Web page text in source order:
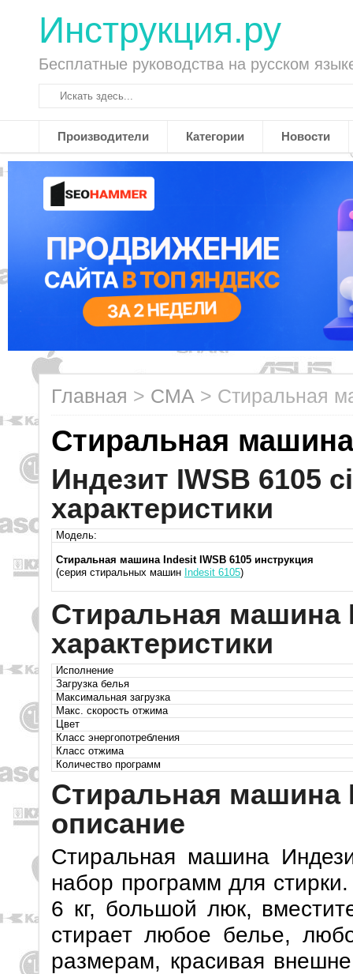
Инструкция.ру
Бесплатные руководства на русском
Производители Категории Новости
Главная > СМА > Стиральная
Стиральная
Индезит IWSB 6105
характеристики
Модель:
Стиральная машина Indesit IWSB 6105 инструкция
(серия стиральных машин Indesit 6105)
Стиральная машина
характеристики
Исполнение
Загрузка белья
Максимальная загрузка
Макс. скорость отжима
Цвет
Класс энергопотребления
Класс отжима
Количество программ
Стиральная машина
описание
Стиральная машина
набор программ для
6 кг, большой люк,
стирает любое белье,
размерам, красивая